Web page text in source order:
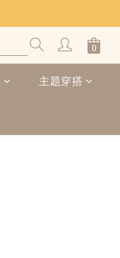
主題穿搭